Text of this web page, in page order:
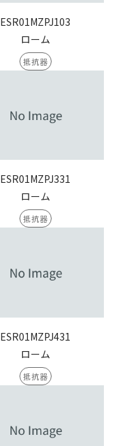
ESR01MZPJ103
ローム
抵抗器
ESR01MZPJ331
ローム
抵抗器
ESR01MZPJ431
ローム
抵抗器